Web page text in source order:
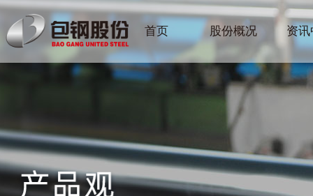
首页 股份概况 资